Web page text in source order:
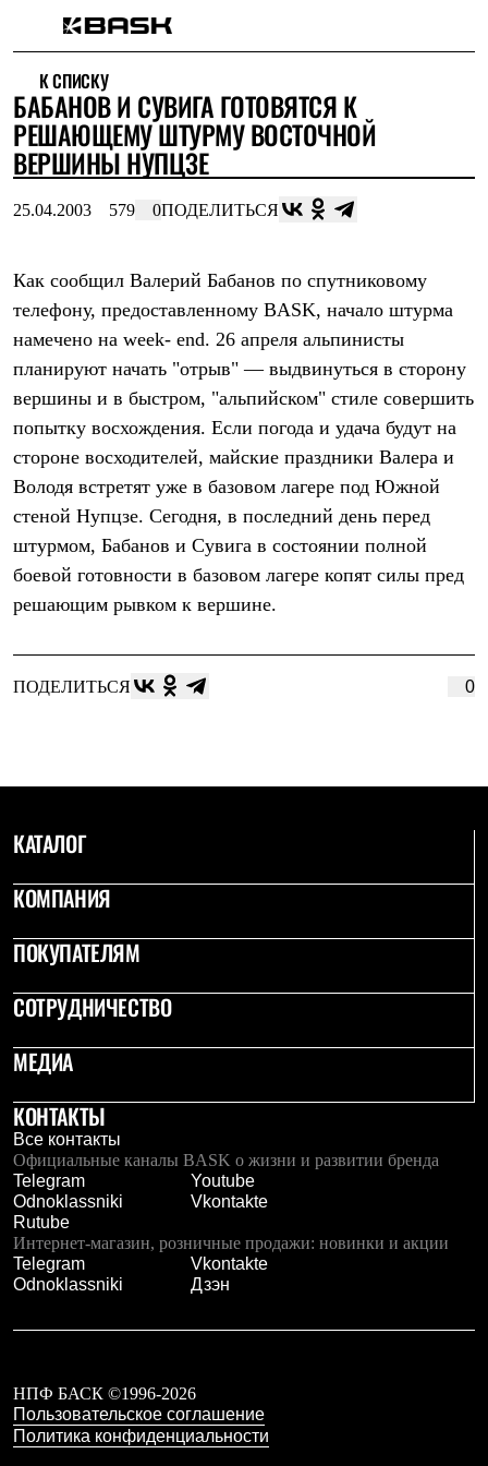
Интернет-магазин
Мужская одежда
Утепленная пухом
Куртки
Брюки
Комбинезоны
Штормовая одежда
Куртки
Софтшелл одежда
Куртки
Брюки
Флисовая одежда
Куртки
Брюки
Жилеты
Термобелье
Теплое термобелье
Среднее термобелье
Легкое термобелье
Лёгкая одежда
Футболки
Рубашки
Шорты
Жилеты
Брюки
Куртки
Софтшелл одежда
Брюки
Рубашки
Футболки
Брюки
Термобелье
Теплое термобелье
Среднее термобелье
Легкое термобелье
Флисовая одежда
Куртки
Брюки
Детская одежда
Утепленная пухом
Комбинезоны
Куртки
Утепленная синтетикой
Брюки
Лёгкая одежда
Футболки
Толстовки
К СПИСКУ
БАБАНОВ И СУВИГА ГОТОВЯТСЯ К
РЕШАЮЩЕМУ ШТУРМУ ВОСТОЧНОЙ
ВЕРШИНЫ НУПЦЗЕ
25.04.2003 579 0ПОДЕЛИТЬСЯ
Как сообщил Валерий Бабанов по спутниковому
телефону, предоставленному BASK, начало штурма
намечено на week- end. 26 апреля альпинисты
планируют начать "отрыв" — выдвинуться в сторону
вершины и в быстром, "альпийском" стиле совершить
попытку восхождения. Если погода и удача будут на
стороне восходителей, майские праздники Валера и
Володя встретят уже в базовом лагере под Южной
стеной Нупцзе. Сегодня, в последний день перед
штурмом, Бабанов и Сувига в состоянии полной
боевой готовности в базовом лагере копят силы пред
решающим рывком к вершине.
ПОДЕЛИТЬСЯ 0
КАТАЛОГ
КОМПАНИЯ
ПОКУПАТЕЛЯМ
СОТРУДНИЧЕСТВО
МЕДИА
КОНТАКТЫ
Все контакты
Официальные каналы BASK о жизни и развитии бренда
Telegram
Youtube
Odnoklassniki
Vkontakte
Rutube
Интернет-магазин, розничные продажи: новинки и акции
Telegram
Vkontakte
Odnoklassniki
Дзэн
НПФ БАСК ©1996-2026
Пользовательское соглашение
Политика конфиденциальности